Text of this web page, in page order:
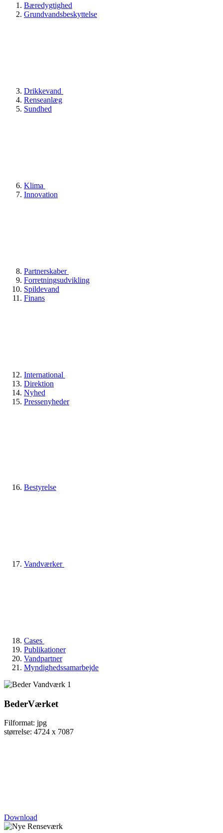
Bæredygtighed
Grundvandsbeskyttelse
Drikkevand
Renseanlæg
Sundhed
Klima
Innovation
Partnerskaber
Forretningsudvikling
Spildevand
Finans
International
Direktion
Nyhed
Pressenyheder
Bestyrelse
Vandværker
Cases
Publikationer
Vandpartner
Myndighedssamarbejde
BederVærket
Filformat: jpg
størrelse: 4724 x 7087
Download